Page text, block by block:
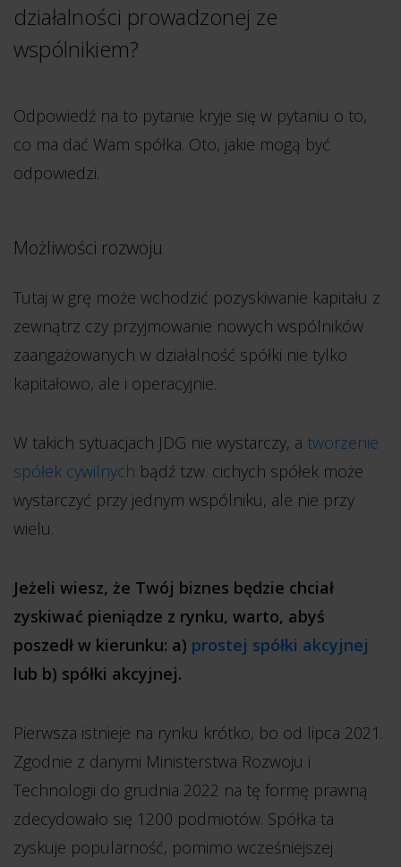
działalności prowadzonej ze
wspólnikiem?
Odpowiedź na to pytanie kryje się w pytaniu o to,
co ma dać Wam spółka. Oto, jakie mogą być
odpowiedzi.
Możliwości rozwoju
Tutaj w grę może wchodzić pozyskiwanie kapitału z
zewnątrz czy przyjmowanie nowych wspólników
zaangażowanych w działalność spółki nie tylko
kapitałowo, ale i operacyjnie.
W takich sytuacjach JDG nie wystarczy, a tworzenie
spółek cywilnych bądź tzw. cichych spółek może
wystarczyć przy jednym wspólniku, ale nie przy
wielu.
Jeżeli wiesz, że Twój biznes będzie chciał
zyskiwać pieniądze z rynku, warto, abyś
poszedł w kierunku: a) prostej spółki akcyjnej
lub b) spółki akcyjnej.
Pierwsza istnieje na rynku krótko, bo od lipca 2021.
Zgodnie z danymi Ministerstwa Rozwoju i
Technologii do grudnia 2022 na tę formę prawną
zdecydowało się 1200 podmiotów. Spółka ta
zyskuje popularność, pomimo wcześniejszej